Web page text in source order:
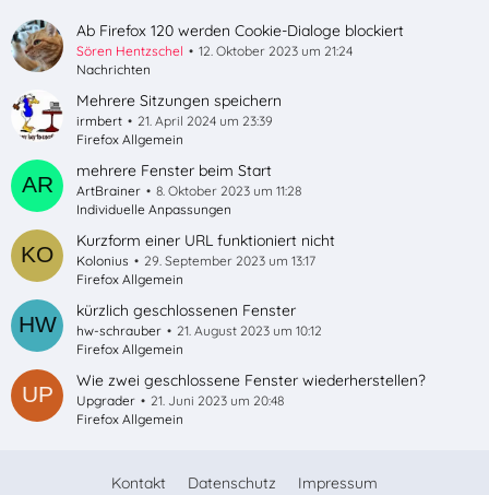
Ab Firefox 120 werden Cookie-Dialoge blockiert
Sören Hentzschel
12. Oktober 2023 um 21:24
Nachrichten
Mehrere Sitzungen speichern
irmbert
21. April 2024 um 23:39
Firefox Allgemein
mehrere Fenster beim Start
ArtBrainer
8. Oktober 2023 um 11:28
Individuelle Anpassungen
Kurzform einer URL funktioniert nicht
Kolonius
29. September 2023 um 13:17
Firefox Allgemein
kürzlich geschlossenen Fenster
hw-schrauber
21. August 2023 um 10:12
Firefox Allgemein
Wie zwei geschlossene Fenster wiederherstellen?
Upgrader
21. Juni 2023 um 20:48
Firefox Allgemein
Kontakt Datenschutz Impressum